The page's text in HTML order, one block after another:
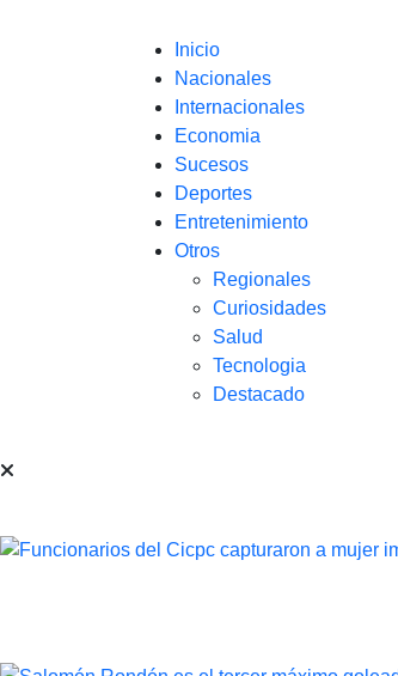
Inicio
Nacionales
Internacionales
Economia
Sucesos
Deportes
Entretenimiento
Otros
Regionales
Curiosidades
Salud
Tecnologia
Destacado